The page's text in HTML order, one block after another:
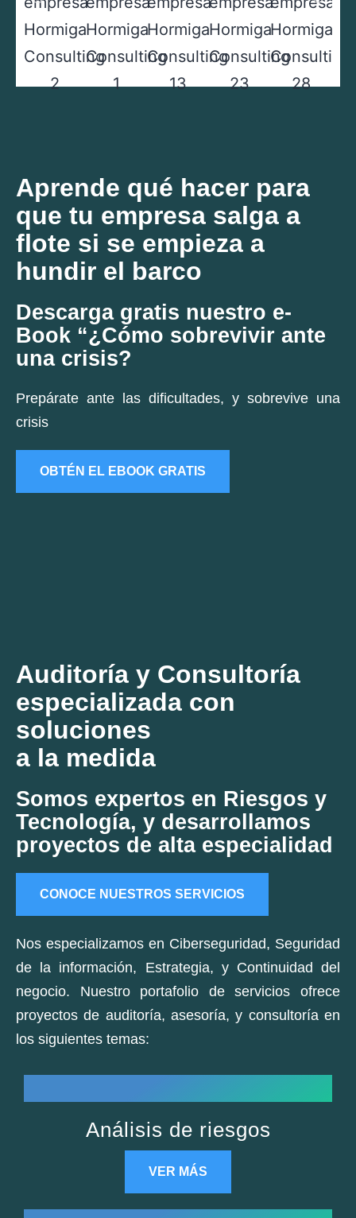
Aprende qué hacer para
que tu empresa salga a
flote si se empieza a
hundir el barco
Descarga gratis nuestro e-
Book “¿Cómo sobrevivir ante
una crisis?
Prepárate ante las dificultades, y sobrevive una
crisis
OBTÉN EL EBOOK GRATIS
Auditoría y Consultoría
especializada con
soluciones
a la medida
Somos expertos en Riesgos y
Tecnología, y desarrollamos
proyectos de alta especialidad
CONOCE NUESTROS SERVICIOS
Nos especializamos en Ciberseguridad, Seguridad
de la información, Estrategia, y Continuidad del
negocio. Nuestro portafolio de servicios ofrece
proyectos de auditoría, asesoría, y consultoría en
los siguientes temas:
Análisis de riesgos
VER MÁS